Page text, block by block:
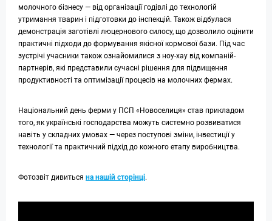
молочного бізнесу — від організації годівлі до технологій
утримання тварин і підготовки до інспекцій. Також відбулася
демонстрація заготівлі люцернового силосу, що дозволило оцінити
практичні підходи до формування якісної кормової бази. Під час
зустрічі учасники також ознайомилися з ноу-хау від компаній-
партнерів, які представили сучасні рішення для підвищення
продуктивності та оптимізації процесів на молочних фермах.
Національний день ферми у ПСП «Новоселиця» став прикладом
того, як українські господарства можуть системно розвиватися
навіть у складних умовах — через поступові зміни, інвестиції у
технології та практичний підхід до кожного етапу виробництва.
Фотозвіт дивиться на нашій сторінці.